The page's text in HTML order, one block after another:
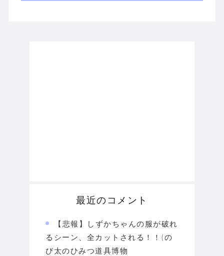
最近のコメント
【悲報】しずかちゃんの服が破れ
るシーン、全カットされる！！(の
び太のひみつ道具博物